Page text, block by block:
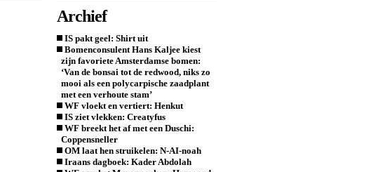
Archief
IS pakt geel: Shirt uit
Bomenconsulent Hans Kaljee kiest
zijn favoriete Amsterdamse bomen:
‘Van de bonsai tot de redwood, niks zo
mooi als een polycarpische zaadplant
met een verhoute stam’
WF vloekt en vertiert: Henkut
IS ziet vlekken: Creatyfus
WF breekt het af met een Duschi:
Coppensneller
OM laat hen struikelen: N-AI-noah
Iraans dagboek: Kader Abdolah